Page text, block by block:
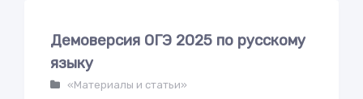
Демоверсия ОГЭ 2025 по русскому
языку
«Материалы и статьи»